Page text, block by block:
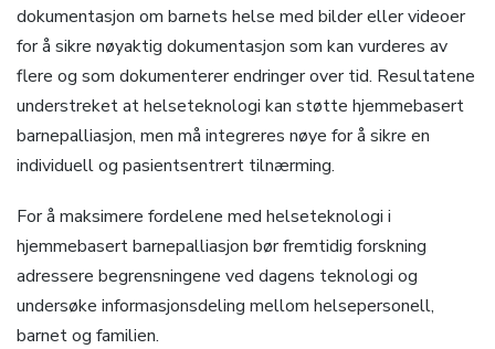
dokumentasjon om barnets helse med bilder eller videoer
for å sikre nøyaktig dokumentasjon som kan vurderes av
flere og som dokumenterer endringer over tid. Resultatene
understreket at helseteknologi kan støtte hjemmebasert
barnepalliasjon, men må integreres nøye for å sikre en
individuell og pasientsentrert tilnærming.
For å maksimere fordelene med helseteknologi i
hjemmebasert barnepalliasjon bør fremtidig forskning
adressere begrensningene ved dagens teknologi og
undersøke informasjonsdeling mellom helsepersonell,
barnet og familien.